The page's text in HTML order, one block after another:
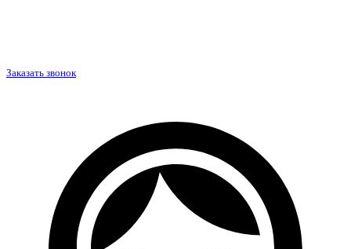
Заказать звонок